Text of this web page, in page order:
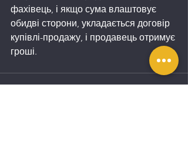
фахівець, і якщо сума влаштовує
обидві сторони, укладається договір
купівлі-продажу, і продавець отримує
гроші.